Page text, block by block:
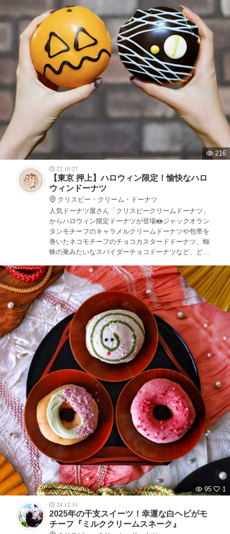
216
22.10.27
【東京 押上】ハロウィン限定！愉快なハロ
ウィンドーナツ
クリスピー・クリーム・ドーナツ
人気ドーナツ屋さん「クリスピークリームドーナツ」
からハロウィン限定ドーナツが登場🍩ジャックオラン
タンモチーフのキャラメルクリームドーナツや包帯を
巻いたネコモチーフのチョコカスタードドーナツ、蜘
蛛の巣みたいなスパイダーチョコドーナツなど、どれ
食べてもらいたいドーナツです！
95
1
24.12.31
2025年の干支スイーツ！幸運な白ヘビがモ
チーフ『ミルククリームスネーク』